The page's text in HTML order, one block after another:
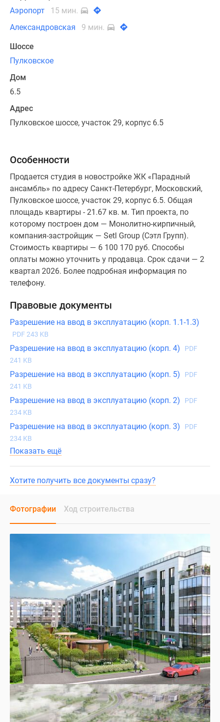
Аэропорт
15 мин.
Александровская
9 мин.
Шоссе
Пулковское
Дом
6.5
Адрес
Пулковское шоссе, участок 29, корпус 6.5
Особенности
Продается студия в новостройке ЖК «Парадный
ансамбль» по адресу Санкт-Петербург, Московский,
Пулковское шоссе, участок 29, корпус 6.5. Общая
площадь квартиры - 21.67 кв. м. Тип проекта, по
которому построен дом — Монолитно-кирпичный,
компания-застройщик — Setl Group (Сэтл Групп).
Стоимость квартиры — 6 100 170 руб. Способы
оплаты можно уточнить у продавца. Срок сдачи — 2
квартал 2026. Более подробная информация по
телефону.
Правовые документы
Разрешение на ввод в эксплуатацию (корп. 1.1-1.3)
PDF 243 KB
Разрешение на ввод в эксплуатацию (корп. 4)
PDF
241 KB
Разрешение на ввод в эксплуатацию (корп. 5)
PDF
241 KB
Разрешение на ввод в эксплуатацию (корп. 2)
PDF
234 KB
Разрешение на ввод в эксплуатацию (корп. 3)
PDF
234 KB
Показать ещё
Хотите получить все документы сразу?
Фотографии Ход строительства